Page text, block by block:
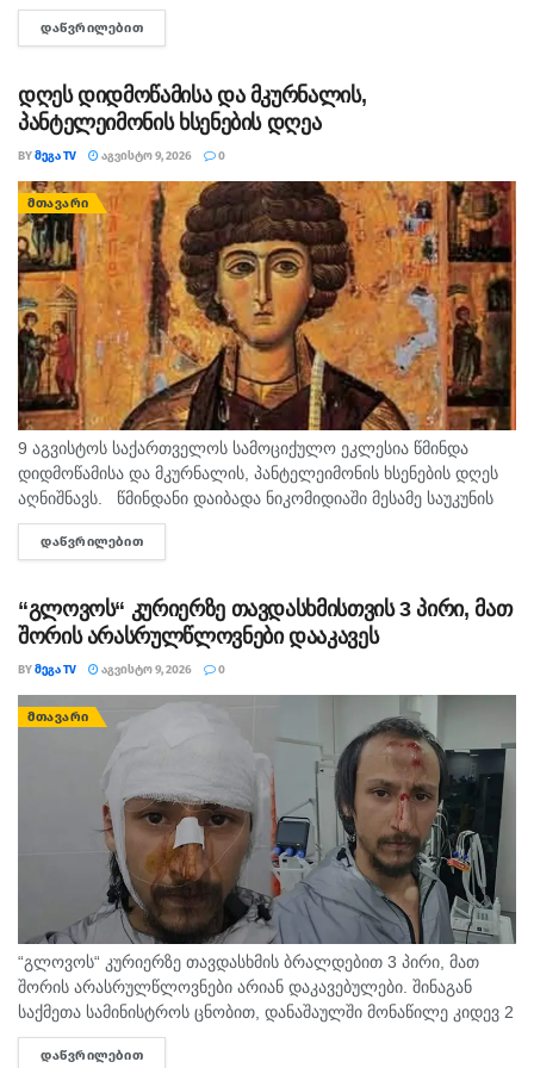
ყაჩაღობის ბრალდებით, წარსულში სხვადასხვა
დანაშაულისთვის ნასამართლევი პირი დააკავეს. ინფორმაციას
რომ...
ᲓᲐᲬᲕᲠᲘᲚᲔᲑᲘᲗ
დღეს დიდმოწამისა და მკურნალის,
პანტელეიმონის ხსენების დღეა
BYᲛᲔᲒᲐ TV ᲐᲒᲕᲘᲡᲢᲝ 9, 2026 0
ᲛᲗᲐᲕᲐᲠᲘ
9 აგვისტოს საქართველოს სამოციქულო ეკლესია წმინდა
დიდმოწამისა და მკურნალის, პანტელეიმონის ხსენების დღეს
აღნიშნავს. წმინდანი დაიბადა ნიკომიდიაში მესამე საუკუნის
მეორე ნახევარში. არ არსებობს ტაძარი, რომელშიც არ იყოს
დაბრძანებული ნიკომიდიელი მკურნალის,...
ᲓᲐᲬᲕᲠᲘᲚᲔᲑᲘᲗ
“გლოვოს“ კურიერზე თავდასხმისთვის 3 პირი, მათ
შორის არასრულწლოვნები დააკავეს
BYᲛᲔᲒᲐ TV ᲐᲒᲕᲘᲡᲢᲝ 9, 2026 0
ᲛᲗᲐᲕᲐᲠᲘ
“გლოვოს“ კურიერზე თავდასხმის ბრალდებით 3 პირი, მათ
შორის არასრულწლოვნები არიან დაკავებულები. შინაგან
საქმეთა სამინისტროს ცნობით, დანაშაულში მონაწილე კიდევ 2
პირის დაკავების მიზნით შესაბამისი ღონისძიებები ტარდება.
შინაგან საქმეთა სამინისტროს თბილისის პოლიციის
ᲓᲐᲬᲕᲠᲘᲚᲔᲑᲘᲗ